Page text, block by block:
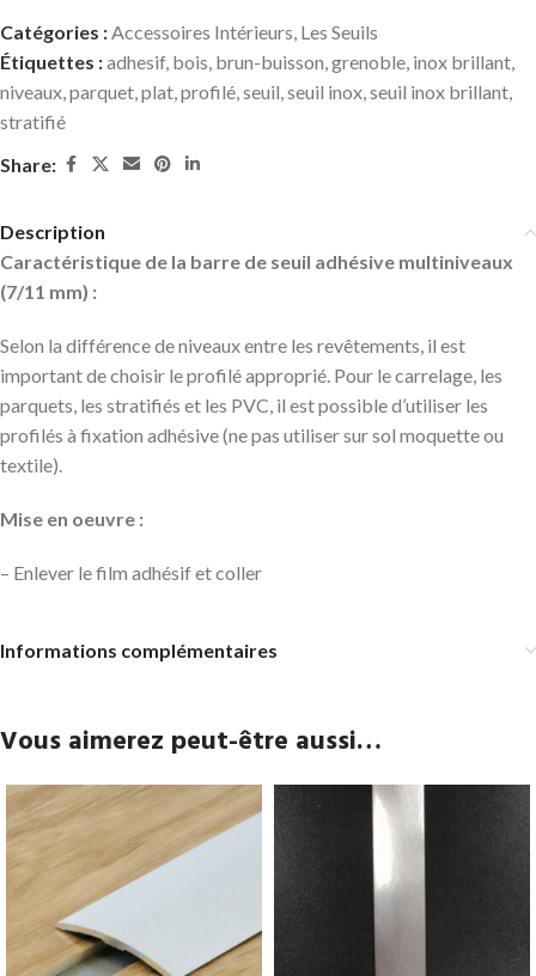
Catégories :Accessoires Intérieurs, Les Seuils
Étiquettes :adhesif, bois, brun-buisson,grenoble, inox brillant,
niveaux,parquet,plat,profilé,seuil,seuil inox,seuil inox brillant,
stratifié
Share:
Description
Caractéristique de la barre de seuil adhésive multiniveaux
(7/11 mm) :
Selon la différence de niveaux entre les revêtements, il est
important de choisir le profilé approprié. Pour le carrelage, les
parquets, les stratifiés et les PVC, il est possible d’utiliser les
profilés à fixation adhésive (ne pas utiliser sur sol moquette ou
textile).
Mise en oeuvre :
– Enlever le film adhésif et coller
Informations complémentaires
Vous aimerez peut-être aussi…